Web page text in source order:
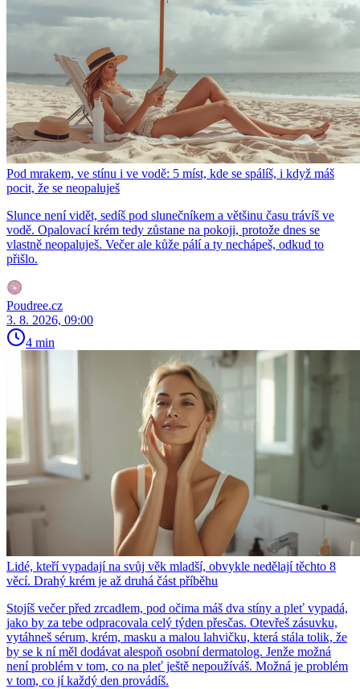
Pod mrakem, ve stínu i ve vodě: 5 míst, kde se spálíš, i když máš
pocit, že se neopaluješ
Slunce není vidět, sedíš pod slunečníkem a většinu času trávíš ve
vodě. Opalovací krém tedy zůstane na pokoji, protože dnes se
vlastně neopaluješ. Večer ale kůže pálí a ty nechápeš, odkud to
přišlo.
Poudree.cz
3. 8. 2026, 09:00
4 min
Lidé, kteří vypadají na svůj věk mladší, obvykle nedělají těchto 8
věcí. Drahý krém je až druhá část příběhu
Stojíš večer před zrcadlem, pod očima máš dva stíny a pleť vypadá,
jako by za tebe odpracovala celý týden přesčas. Otevřeš zásuvku,
vytáhneš sérum, krém, masku a malou lahvičku, která stála tolik, že
by se k ní měl dodávat alespoň osobní dermatolog. Jenže možná
není problém v tom, co na pleť ještě nepoužíváš. Možná je problém
v tom, co jí každý den provádíš.